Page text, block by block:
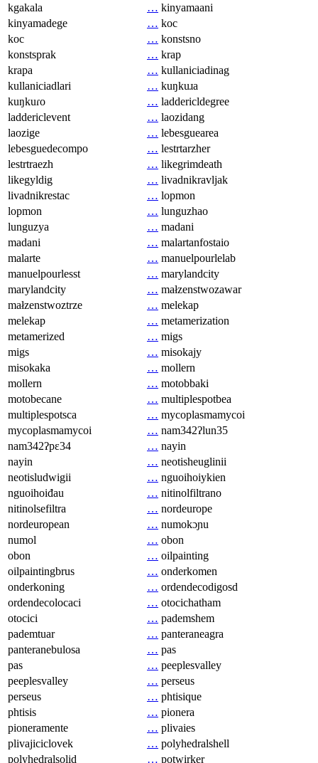
kgakala
… kinyamaani
kinyamadege
… koc
koc
… konstsno
konstsprak
… krap
krapa
… kullaniciadinag
kullaniciadlari
… kuŋkuɹa
kuŋkuɾo
… laddericldegree
laddericlevent
… laozidang
laozige
… lebesguearea
lebesguedecompo
… lestrtarzher
lestrtraezh
… likegrimdeath
likegyldig
… livadnikravljak
livadnikrestac
… lopmon
lopmon
… lunguzhao
lunguzya
… madani
madani
… malartanfostaio
malarte
… manuelpourlelab
manuelpourlesst
… marylandcity
marylandcity
… małzenstwozawar
małzenstwoztrze
… melekap
melekap
… metamerization
metamerized
… migs
migs
… misokajy
misokaka
… mollern
mollern
… motobbaki
motobecane
… multiplespotbea
multiplespotsca
… mycoplasmamycoi
mycoplasmamycoi
… nam342ʔlun35
nam342ʔpɛ34
… nayin
nayin
… neotisheuglinii
neotisludwigii
… nguoihoiykien
nguoihoiđau
… nitinolfiltrano
nitinolsefiltra
… nordeurope
nordeuropean
… numokɔɲu
numol
… obon
obon
… oilpainting
oilpaintingbrus
… onderkomen
onderkoning
… ordendecodigosd
ordendecolocaci
… otocichatham
otocici
… pademshem
pademtuar
… panteraneagra
panteranebulosa
… pas
pas
… peeplesvalley
peeplesvalley
… perseus
perseus
… phtisique
phtisis
… pionera
pioneramente
… plivaies
plivajiciclovek
… polyhedralshell
polyhedralsolid
… potwirker